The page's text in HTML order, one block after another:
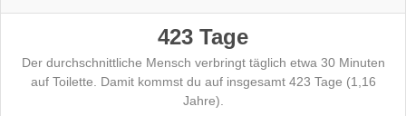
423 Tage
Der durchschnittliche Mensch verbringt täglich etwa 30 Minuten
auf Toilette. Damit kommst du auf insgesamt 423 Tage (1,16
Jahre).